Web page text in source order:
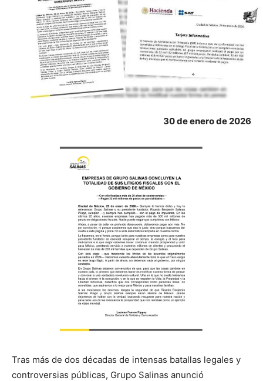
30 de enero de 2026
Tras más de dos décadas de intensas batallas legales y
controversias públicas, Grupo Salinas anunció